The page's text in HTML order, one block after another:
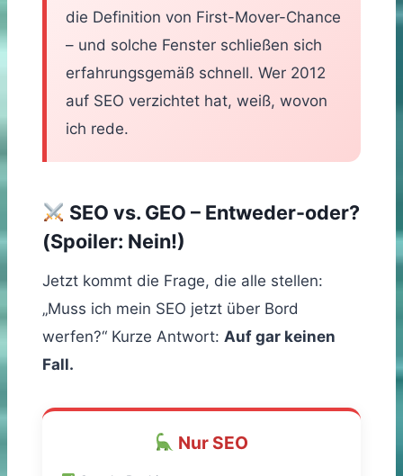
die Definition von First-Mover-Chance
– und solche Fenster schließen sich
erfahrungsgemäß schnell. Wer 2012
auf SEO verzichtet hat, weiß, wovon
ich rede.
SEO vs. GEO – Entweder-oder?
(Spoiler: Nein!)
Jetzt kommt die Frage, die alle stellen:
„Muss ich mein SEO jetzt über Bord
werfen?“ Kurze Antwort: Auf gar keinen
Fall.
Nur SEO